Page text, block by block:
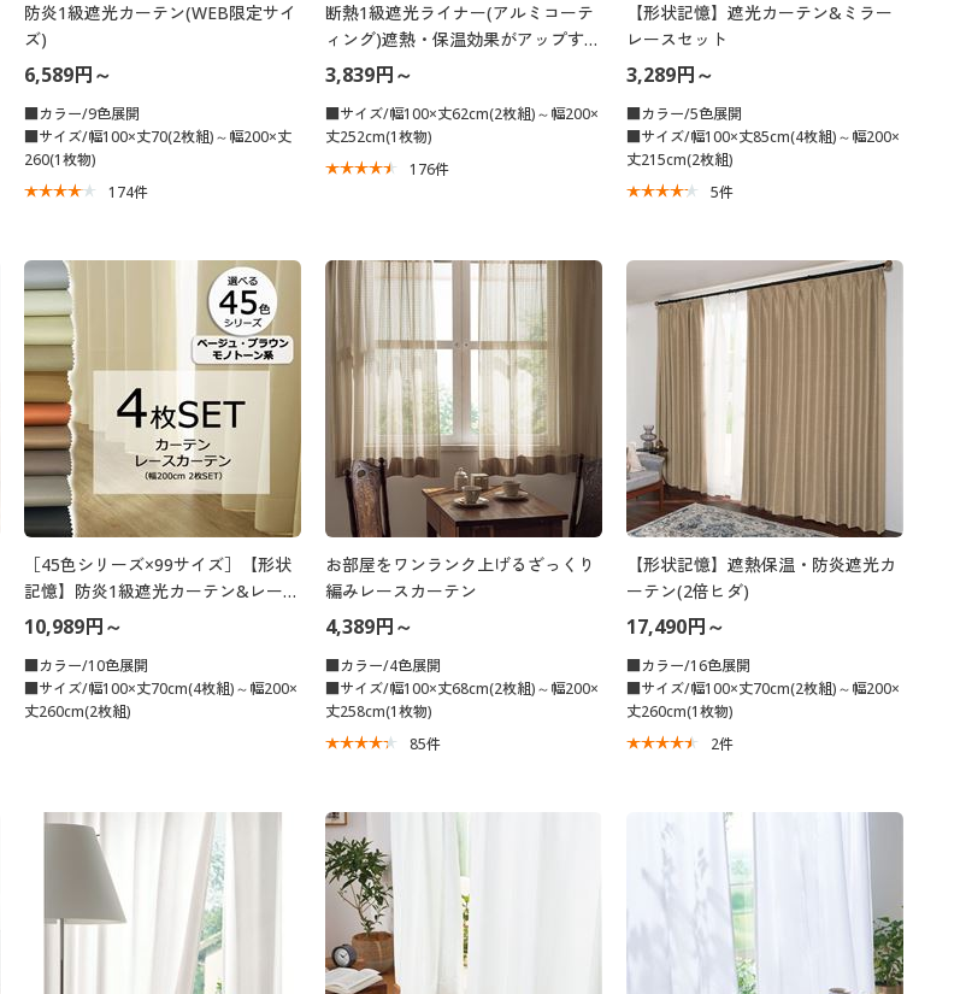
防炎1級遮光カーテン(WEB限定サイ
ズ)
6,589円～
■カラー/9色展開
■サイズ/幅100×丈70(2枚組)～幅200×丈
260(1枚物)
174件
断熱1級遮光ライナー(アルミコーテ
ィング)遮熱・保温効果がアップする
カーテンの裏地
3,839円～
■サイズ/幅100×丈62cm(2枚組)～幅200×
丈252cm(1枚物)
176件
【形状記憶】遮光カーテン&ミラー
レースセット
3,289円～
■カラー/5色展開
■サイズ/幅100×丈85cm(4枚組)～幅200×
丈215cm(2枚組)
5件
［45色シリーズ×99サイズ］【形状
記憶】防炎1級遮光カーテン&レース
カーテンセット(ベージュ・ブラウ
10,989円～
■カラー/10色展開
■サイズ/幅100×丈70cm(4枚組)～幅200×
丈260cm(2枚組)
お部屋をワンランク上げるざっくり
編みレースカーテン
4,389円～
■カラー/4色展開
■サイズ/幅100×丈68cm(2枚組)～幅200×
丈258cm(1枚物)
85件
【形状記憶】遮熱保温・防炎遮光カ
ーテン(2倍ヒダ)
17,490円～
■カラー/16色展開
■サイズ/幅100×丈70cm(2枚組)～幅200×
丈260cm(1枚物)
2件